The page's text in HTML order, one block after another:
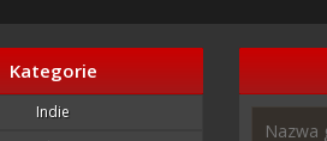
Kategorie
Indie